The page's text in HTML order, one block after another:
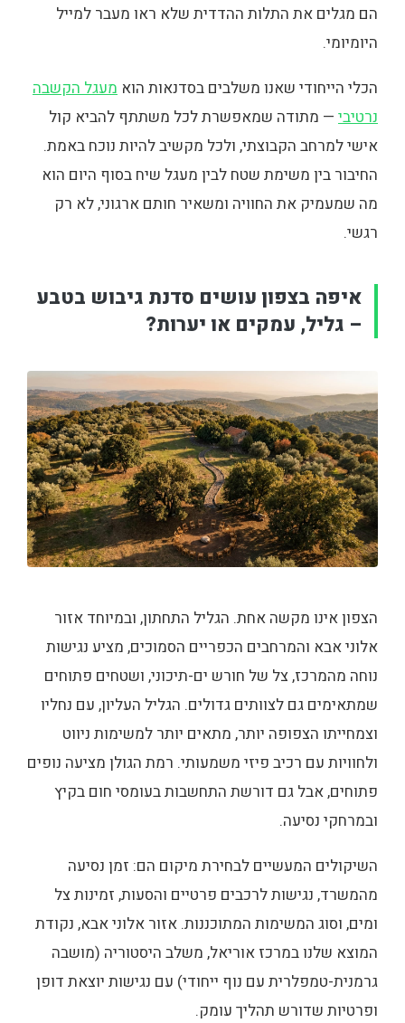
הם מגלים את התלות ההדדית שלא ראו מעבר למייל
היומיומי.
הכלי הייחודי שאנו משלבים בסדנאות הוא מעגל הקשבה
נרטיבי — מתודה שמאפשרת לכל משתתף להביא קול
אישי למרחב הקבוצתי, ולכל מקשיב להיות נוכח באמת.
החיבור בין משימת שטח לבין מעגל שיח בסוף היום הוא
מה שמעמיק את החוויה ומשאיר חותם ארגוני, לא רק
רגשי.
איפה בצפון עושים סדנת גיבוש בטבע
– גליל, עמקים או יערות?
הצפון אינו מקשה אחת. הגליל התחתון, ובמיוחד אזור
אלוני אבא והמרחבים הכפריים הסמוכים, מציע נגישות
נוחה מהמרכז, צל של חורש ים-תיכוני, ושטחים פתוחים
שמתאימים גם לצוותים גדולים. הגליל העליון, עם נחליו
וצמחייתו הצפופה יותר, מתאים יותר למשימות ניווט
ולחוויות עם רכיב פיזי משמעותי. רמת הגולן מציעה נופים
פתוחים, אבל גם דורשת התחשבות בעומסי חום בקיץ
ובמרחקי נסיעה.
השיקולים המעשיים לבחירת מיקום הם: זמן נסיעה
מהמשרד, נגישות לרכבים פרטיים והסעות, זמינות צל
ומים, וסוג המשימות המתוכננות. אזור אלוני אבא, נקודת
המוצא שלנו במרכז אוריאל, משלב היסטוריה (מושבה
גרמנית-טמפלרית עם נוף ייחודי) עם נגישות יוצאת דופן
ופרטיות שדורש תהליך עומק.